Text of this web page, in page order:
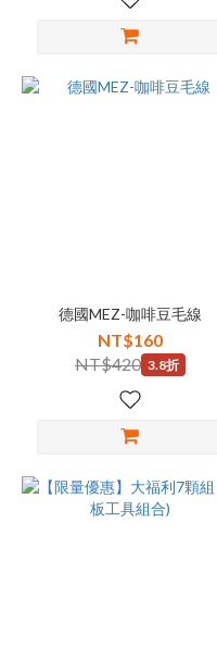
德國MEZ-咖啡豆毛線
NT$160
NT$420 3.8折